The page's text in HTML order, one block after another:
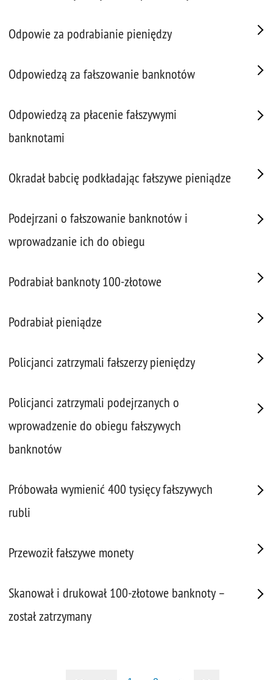
Odpowie za podrabianie pieniędzy
Odpowiedzą za fałszowanie banknotów
Odpowiedzą za płacenie fałszywymi
banknotami
Okradał babcię podkładając fałszywe pieniądze
Podejrzani o fałszowanie banknotów i
wprowadzanie ich do obiegu
Podrabiał banknoty 100-złotowe
Podrabiał pieniądze
Policjanci zatrzymali fałszerzy pieniędzy
Policjanci zatrzymali podejrzanych o
wprowadzenie do obiegu fałszywych
banknotów
Próbowała wymienić 400 tysięcy fałszywych
rubli
Przewoził fałszywe monety
Skanował i drukował 100-złotowe banknoty –
został zatrzymany